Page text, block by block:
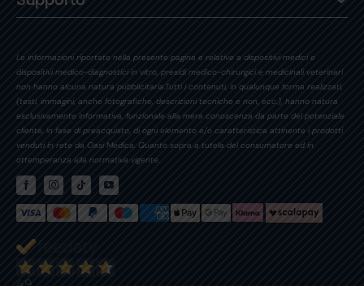
Le informazioni riportate nella presente pagina e relative a dispositivi medici e
dispositivi medico-diagnostici in vitro, presidi medico-chirurgici e medicinali veterinari
non hanno alcuna natura pubblicitaria.Tutti i contenuti, in qualunque forma realizzati,
(testi, immagini, anche fotografiche, descrizioni tecniche e non, ecc.), hanno natura
esclusivamente informativa, funzionale alla mera conoscenza da parte del potenziale
cliente, in fase di preacquisto, di ogni elemento e/o caratteristica attinente i prodotti
venduti in rete da Oasi Medica. Quanto sopra a tutela del consumatore ed in
ottemperanza alla normativa vigente.